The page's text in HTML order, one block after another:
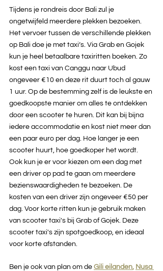
Tijdens je rondreis door Bali zul je
ongetwijfeld meerdere plekken bezoeken.
Het vervoer tussen de verschillende plekken
op Bali doe je met taxi’s. Via Grab en Gojek
kun je heel betaalbare taxiritten boeken. Zo
kost een taxi van Canggu naar Ubud
ongeveer €10 en deze rit duurt toch al gauw
1 uur. Op de bestemming zelf is de leukste en
goedkoopste manier om alles te ontdekken
door een scooter te huren. Dit kan bij bijna
iedere accommodatie en kost niet meer dan
een paar euro per dag. Hoe langer je een
scooter huurt, hoe goedkoper het wordt.
Ook kun je er voor kiezen om een dag met
een driver op pad te gaan om meerdere
bezienswaardigheden te bezoeken. De
kosten van een driver zijn ongeveer €50 per
dag. Voor korte ritten kun je gebruik maken
van scooter taxi's bij Grab of Gojek. Deze
scooter taxi's zijn spotgoedkoop, en ideaal
voor korte afstanden.
Ben je ook van plan om de Gili eilanden, Nusa